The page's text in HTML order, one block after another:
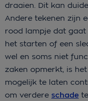
draaien. Dit kan
Andere tekenen zijn
rood lampje dat gaat
het starten of een
wel en soms niet
zaken opmerkt, is
mogelijk te laten
om verdere schade